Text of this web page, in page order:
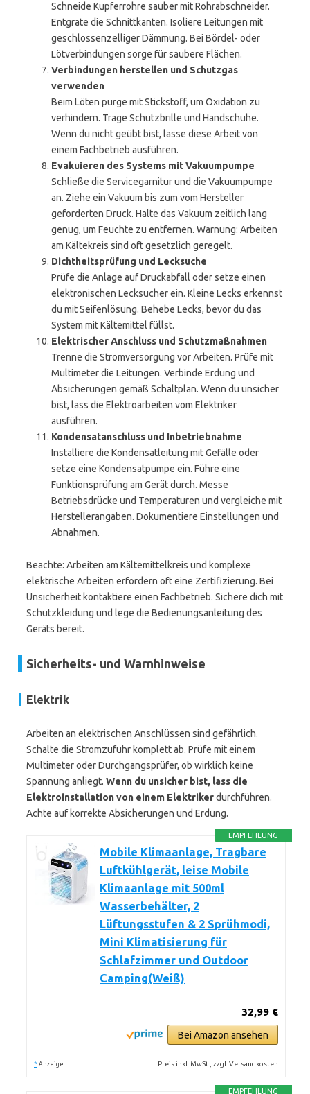
Schneide Kupferrohre sauber mit Rohrabschneider.
Entgrate die Schnittkanten. Isoliere Leitungen mit
geschlossenzelliger Dämmung. Bei Bördel- oder
Lötverbindungen sorge für saubere Flächen.
Verbindungen herstellen und Schutzgas
verwenden
Beim Löten purge mit Stickstoff, um Oxidation zu
verhindern. Trage Schutzbrille und Handschuhe.
Wenn du nicht geübt bist, lasse diese Arbeit von
einem Fachbetrieb ausführen.
Evakuieren des Systems mit Vakuumpumpe
Schließe die Servicegarnitur und die Vakuumpumpe
an. Ziehe ein Vakuum bis zum vom Hersteller
geforderten Druck. Halte das Vakuum zeitlich lang
genug, um Feuchte zu entfernen. Warnung: Arbeiten
am Kältekreis sind oft gesetzlich geregelt.
Dichtheitsprüfung und Lecksuche
Prüfe die Anlage auf Druckabfall oder setze einen
elektronischen Lecksucher ein. Kleine Lecks erkennst
du mit Seifenlösung. Behebe Lecks, bevor du das
System mit Kältemittel füllst.
Elektrischer Anschluss und Schutzmaßnahmen
Trenne die Stromversorgung vor Arbeiten. Prüfe mit
Multimeter die Leitungen. Verbinde Erdung und
Absicherungen gemäß Schaltplan. Wenn du unsicher
bist, lass die Elektroarbeiten vom Elektriker
ausführen.
Kondensatanschluss und Inbetriebnahme
Installiere die Kondensatleitung mit Gefälle oder
setze eine Kondensatpumpe ein. Führe eine
Funktionsprüfung am Gerät durch. Messe
Betriebsdrücke und Temperaturen und vergleiche mit
Herstellerangaben. Dokumentiere Einstellungen und
Abnahmen.
Beachte: Arbeiten am Kältemittelkreis und komplexe
elektrische Arbeiten erfordern oft eine Zertifizierung. Bei
Unsicherheit kontaktiere einen Fachbetrieb. Sichere dich mit
Schutzkleidung und lege die Bedienungsanleitung des
Geräts bereit.
Sicherheits- und Warnhinweise
Elektrik
Arbeiten an elektrischen Anschlüssen sind gefährlich.
Schalte die Stromzufuhr komplett ab. Prüfe mit einem
Multimeter oder Durchgangsprüfer, ob wirklich keine
Spannung anliegt. Wenn du unsicher bist, lass die
Elektroinstallation von einem Elektrikerdurchführen.
Achte auf korrekte Absicherungen und Erdung.
EMPFEHLUNG
Mobile Klimaanlage, Tragbare
Luftkühlgerät, leise Mobile
Klimaanlage mit 500ml
Wasserbehälter, 2
Lüftungsstufen & 2 Sprühmodi,
Mini Klimatisierung für
Schlafzimmer und Outdoor
Camping(Weiß)
32,99 €
Bei Amazon ansehen
* Anzeige Preis inkl. MwSt., zzgl. Versandkosten
EMPFEHLUNG